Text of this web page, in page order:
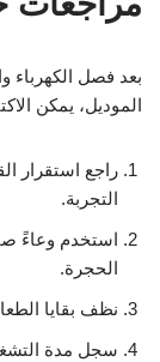
بعد فصل الكهرباء
الموديل، يمكن
راجع استقرار
التجربة.
استخدم وعاءً
الحجرة.
نظف بقايا
سجل مدة